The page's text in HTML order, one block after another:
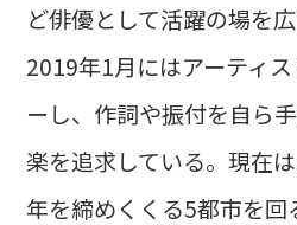
ど俳優として活躍の場を
2019年1月にはアーティ
ーし、作詞や振付を自ら
楽を追求している。現在
年を締めくくる5都市を回